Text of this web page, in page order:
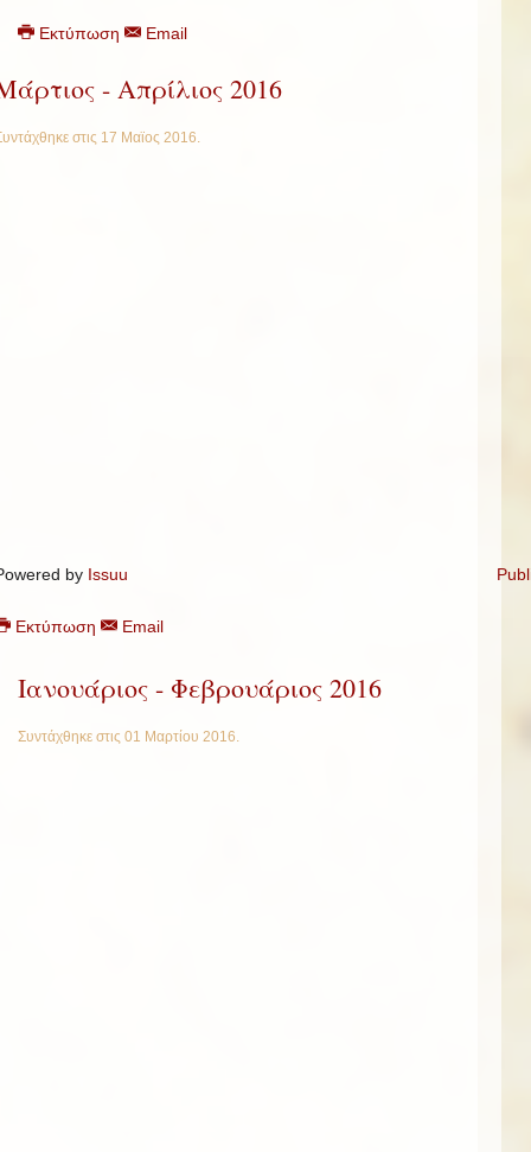
Εκτύπωση Email
- Απρίλιος 2016
στις 17 Μαϊος 2016.
by Issuu
Εκτύπωση Email
Ιανουάριος - Φεβρουάριος 2016
Συντάχθηκε στις 01 Μαρτίου 2016.